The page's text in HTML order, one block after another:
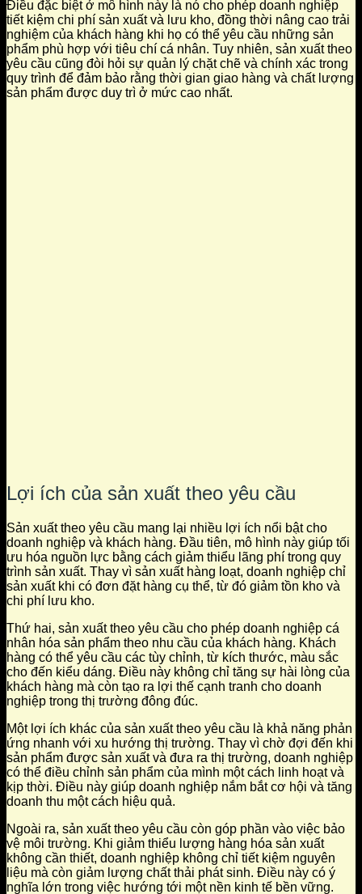
Điều đặc biệt ở mô hình này là nó cho phép doanh nghiệp
tiết kiệm chi phí sản xuất và lưu kho, đồng thời nâng cao trải
nghiệm của khách hàng khi họ có thể yêu cầu những sản
phẩm phù hợp với tiêu chí cá nhân. Tuy nhiên, sản xuất theo
yêu cầu cũng đòi hỏi sự quản lý chặt chẽ và chính xác trong
quy trình để đảm bảo rằng thời gian giao hàng và chất lượng
sản phẩm được duy trì ở mức cao nhất.
Lợi ích của sản xuất theo yêu cầu
Sản xuất theo yêu cầu mang lại nhiều lợi ích nổi bật cho
doanh nghiệp và khách hàng. Đầu tiên, mô hình này giúp tối
ưu hóa nguồn lực bằng cách giảm thiểu lãng phí trong quy
trình sản xuất. Thay vì sản xuất hàng loạt, doanh nghiệp chỉ
sản xuất khi có đơn đặt hàng cụ thể, từ đó giảm tồn kho và
chi phí lưu kho.
Thứ hai, sản xuất theo yêu cầu cho phép doanh nghiệp cá
nhân hóa sản phẩm theo nhu cầu của khách hàng. Khách
hàng có thể yêu cầu các tùy chỉnh, từ kích thước, màu sắc
cho đến kiểu dáng. Điều này không chỉ tăng sự hài lòng của
khách hàng mà còn tạo ra lợi thế cạnh tranh cho doanh
nghiệp trong thị trường đông đúc.
Một lợi ích khác của sản xuất theo yêu cầu là khả năng phản
ứng nhanh với xu hướng thị trường. Thay vì chờ đợi đến khi
sản phẩm được sản xuất và đưa ra thị trường, doanh nghiệp
có thể điều chỉnh sản phẩm của mình một cách linh hoạt và
kịp thời. Điều này giúp doanh nghiệp nắm bắt cơ hội và tăng
doanh thu một cách hiệu quả.
Ngoài ra, sản xuất theo yêu cầu còn góp phần vào việc bảo
vệ môi trường. Khi giảm thiểu lượng hàng hóa sản xuất
không cần thiết, doanh nghiệp không chỉ tiết kiệm nguyên
liệu mà còn giảm lượng chất thải phát sinh. Điều này có ý
nghĩa lớn trong việc hướng tới một nền kinh tế bền vững.